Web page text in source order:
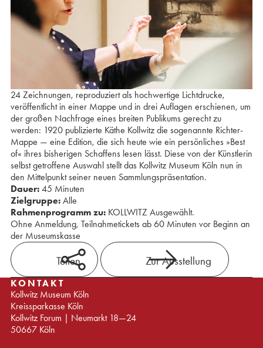
24 Zeichnungen, reproduziert als hochwertige Lichtdrucke,
veröffentlicht in einer Mappe und in drei Auflagen erschienen, um
der großen Nachfrage eines breiten Publikums gerecht zu
werden: 1920 publizierte Käthe Kollwitz die sogenannte Richter-
Mappe — eine Edition, die sich heute wie ein persönliches »Best
of« ihres bisherigen Schaffens lesen lässt. Diese von der Künstlerin
selbst getroffene Auswahl stellt das Kollwitz Museum Köln nun in
den Mittelpunkt seiner neuen Sammlungspräsentation.
Dauer:45 Minuten
Zielgruppe:Alle
Rahmenprogramm zu:KOLLWITZ Ausgewählt.
Ohne Anmeldung, Teilnahmetickets ab 60 Minuten vor Beginn an
der Museumskasse
Teilen Zur Ausstellung
KONTAKT
Kollwitz Museum Köln
Kreissparkasse Köln
Kollwitz Forum | Neumarkt 18—24
50667 Köln